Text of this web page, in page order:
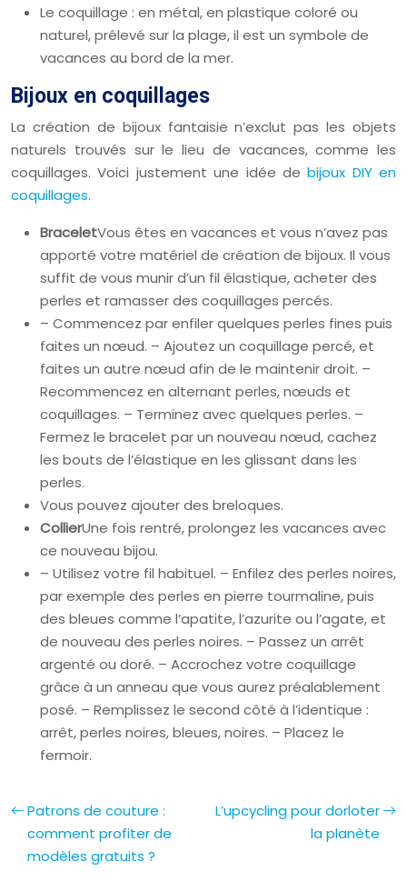
Le coquillage : en métal, en plastique coloré ou
naturel, prélevé sur la plage, il est un symbole de
vacances au bord de la mer.
Bijoux en coquillages
La création de bijoux fantaisie n’exclut pas les objets
naturels trouvés sur le lieu de vacances, comme les
coquillages. Voici justement une idée debijoux DIY en
coquillages.
BraceletVous êtes en vacances et vous n’avez pas
apporté votre matériel de création de bijoux. Il vous
suffit de vous munir d’un fil élastique, acheter des
perles et ramasser des coquillages percés.
– Commencez par enfiler quelques perles fines puis
faites un nœud. – Ajoutez un coquillage percé, et
faites un autre nœud afin de le maintenir droit. –
Recommencez en alternant perles, nœuds et
coquillages. – Terminez avec quelques perles. –
Fermez le bracelet par un nouveau nœud, cachez
les bouts de l’élastique en les glissant dans les
perles.
Vous pouvez ajouter des breloques.
CollierUne fois rentré, prolongez les vacances avec
ce nouveau bijou.
– Utilisez votre fil habituel. – Enfilez des perles noires,
par exemple des perles en pierre tourmaline, puis
des bleues comme l’apatite, l’azurite ou l’agate, et
de nouveau des perles noires. – Passez un arrêt
argenté ou doré. – Accrochez votre coquillage
grâce à un anneau que vous aurez préalablement
posé. – Remplissez le second côté à l’identique :
arrêt, perles noires, bleues, noires. – Placez le
fermoir.
Patrons de couture :
comment profiter de
modèles gratuits ?
L’upcycling pour dorloter
la planète